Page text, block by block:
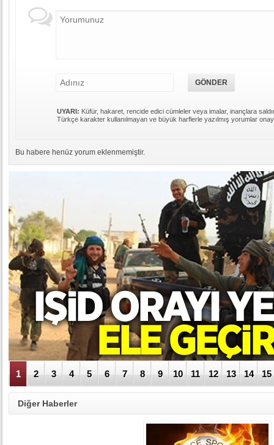
UYARI: Küfür, hakaret, rencide edici cümleler veya imalar, inançlara
Türkçe karakter kullanılmayan ve büyük harflerle yazılmış yorumlar
Bu habere henüz yorum eklenmemiştir.
1 2 3 4 5 6 7 8 9 10 11 12 13 14 15
Diğer Haberler